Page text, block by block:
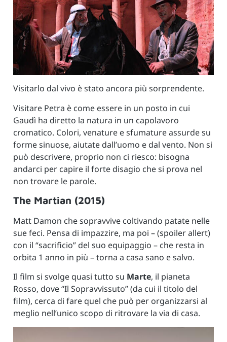
Visitarlo dal vivo è stato ancora più sorprendente.
Visitare Petra è come essere in un posto in cui
Gaudì ha diretto la natura in un capolavoro
cromatico. Colori, venature e sfumature assurde su
forme sinuose, aiutate dall’uomo e dal vento. Non si
può descrivere, proprio non ci riesco: bisogna
andarci per capire il forte disagio che si prova nel
non trovare le parole.
The Martian (2015)
Matt Damon che sopravvive coltivando patate nelle
sue feci. Pensa di impazzire, ma poi – (spoiler allert)
con il “sacrificio” del suo equipaggio – che resta in
orbita 1 anno in più – torna a casa sano e salvo.
Il film si svolge quasi tutto su Marte, il pianeta
Rosso, dove “Il Sopravvissuto” (da cui il titolo del
film), cerca di fare quel che può per organizzarsi al
meglio nell’unico scopo di ritrovare la via di casa.